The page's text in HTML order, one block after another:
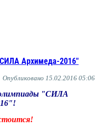
Архимеда-2016"
Опубликовано 15.02.2016 05:06
"СИЛА